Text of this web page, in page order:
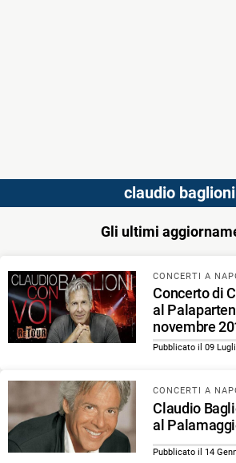
claudio baglioni
Gli ultimi
CONCERTI A
Concerto di
al
novembre
Pubblicato il 09
CONCERTI A
Claudio
al
Pubblicato il 14